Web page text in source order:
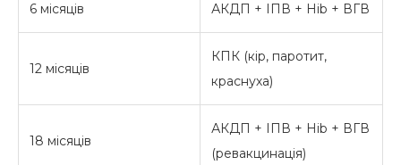
6 місяців АКДП + ІПВ + Hib + ВГВ
12 місяців
КПК (кір, паротит,
краснуха)
18 місяців
АКДП + ІПВ + Hib + ВГВ
(ревакцинація)